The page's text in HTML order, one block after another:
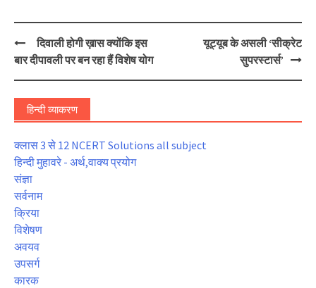
Post
navigation
दिवाली होगी ख़ास क्योंकि इस
बार दीपावली पर बन रहा हैं विशेष योग
यूट्यूब के असली ‘सीक्रेट
सुपरस्टार्स’
हिन्दी व्याकरण
क्लास 3 से 12 NCERT Solutions all subject
हिन्दी मुहावरे - अर्थ,वाक्य प्रयोग
संज्ञा
सर्वनाम
क्रिया
विशेषण
अवयव
उपसर्ग
कारक